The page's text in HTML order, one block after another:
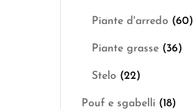
Piante d'arredo (60)
Piante grasse (36)
Stelo (22)
Pouf e sgabelli (18)